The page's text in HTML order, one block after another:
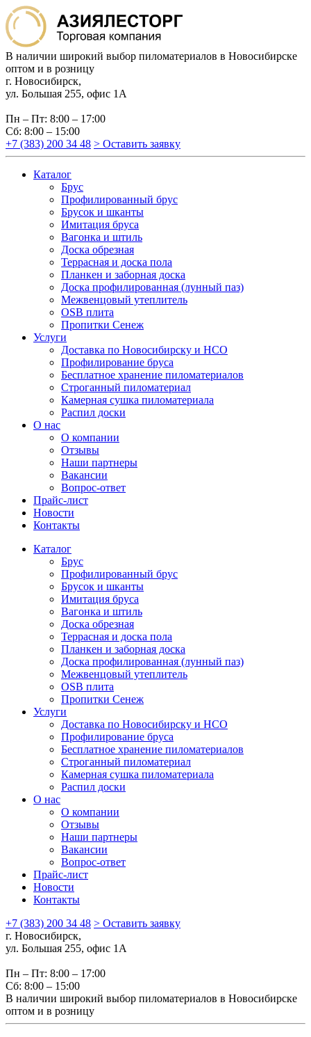
В наличии широкий выбор пиломатериалов в Новосибирске
оптом и в розницу
г. Новосибирск,
ул. Большая 255, офис 1А
Пн – Пт: 8:00 – 17:00
Сб: 8:00 – 15:00
+7 (383) 200 34 48 > Оставить заявку
Каталог
Брус
Профилированный брус
Брусок и шканты
Имитация бруса
Вагонка и штиль
Доска обрезная
Террасная и доска пола
Планкен и заборная доска
Доска профилированная (лунный паз)
Межвенцовый утеплитель
OSB плита
Пропитки Сенеж
Услуги
Доставка по Новосибирску и НСО
Профилирование бруса
Бесплатное хранение пиломатериалов
Строганный пиломатериал
Камерная сушка пиломатериала
Распил доски
О нас
О компании
Отзывы
Наши партнеры
Вакансии
Вопрос-ответ
Прайс-лист
Новости
Контакты
Каталог
Брус
Профилированный брус
Брусок и шканты
Имитация бруса
Вагонка и штиль
Доска обрезная
Террасная и доска пола
Планкен и заборная доска
Доска профилированная (лунный паз)
Межвенцовый утеплитель
OSB плита
Пропитки Сенеж
Услуги
Доставка по Новосибирску и НСО
Профилирование бруса
Бесплатное хранение пиломатериалов
Строганный пиломатериал
Камерная сушка пиломатериала
Распил доски
О нас
О компании
Отзывы
Наши партнеры
Вакансии
Вопрос-ответ
Прайс-лист
Новости
Контакты
+7 (383) 200 34 48 > Оставить заявку
г. Новосибирск,
ул. Большая 255, офис 1А
Пн – Пт: 8:00 – 17:00
Сб: 8:00 – 15:00
В наличии широкий выбор пиломатериалов в Новосибирске
оптом и в розницу